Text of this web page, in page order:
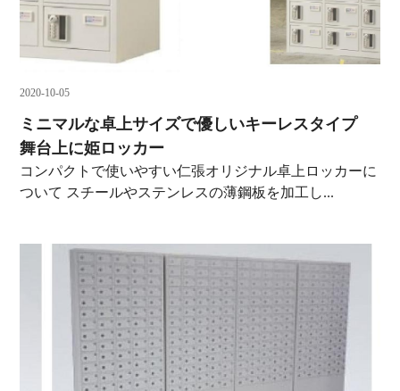
2020-10-05
ミニマルな卓上サイズで優しいキーレスタイプ
舞台上に姫ロッカー
コンパクトで使いやすい仁張オリジナル卓上ロッカーに
ついて スチールやステンレスの薄鋼板を加工し...